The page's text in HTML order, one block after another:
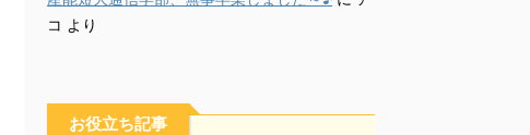
コ より
お役立ち記事